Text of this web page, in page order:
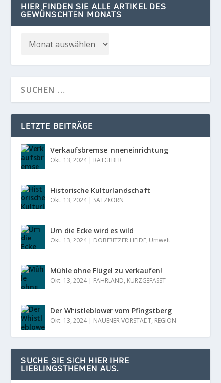
HIER FINDEN SIE ALLE ARTIKEL DES
GEWÜNSCHTEN MONATS
LETZTE BEITRÄGE
Verkaufsbremse Inneneinrichtung
Okt. 13, 2024| RATGEBER
Historische Kulturlandschaft
Okt. 13, 2024| SATZKORN
Um die Ecke wird es wild
Okt. 13, 2024| DÖBERITZER HEIDE, Umwelt
Mühle ohne Flügel zu verkaufen!
Okt. 13, 2024| FAHRLAND, KURZGEFASST
Der Whistleblower vom Pfingstberg
Okt. 13, 2024| NAUENER VORSTADT, REGION
SUCHE SIE SICH HIER IHRE
LIEBLINGSTHEMEN AUS.